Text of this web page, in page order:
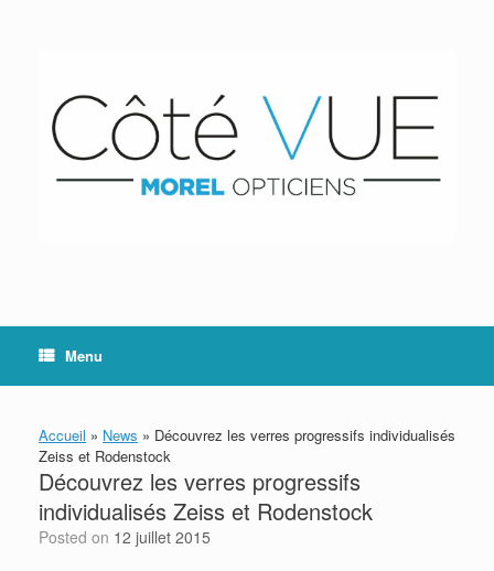
Menu
Accueil » News » Découvrez les verres progressifs individualisés
Zeiss et Rodenstock
Découvrez les verres progressifs
individualisés Zeiss et Rodenstock
Posted on 12 juillet 2015